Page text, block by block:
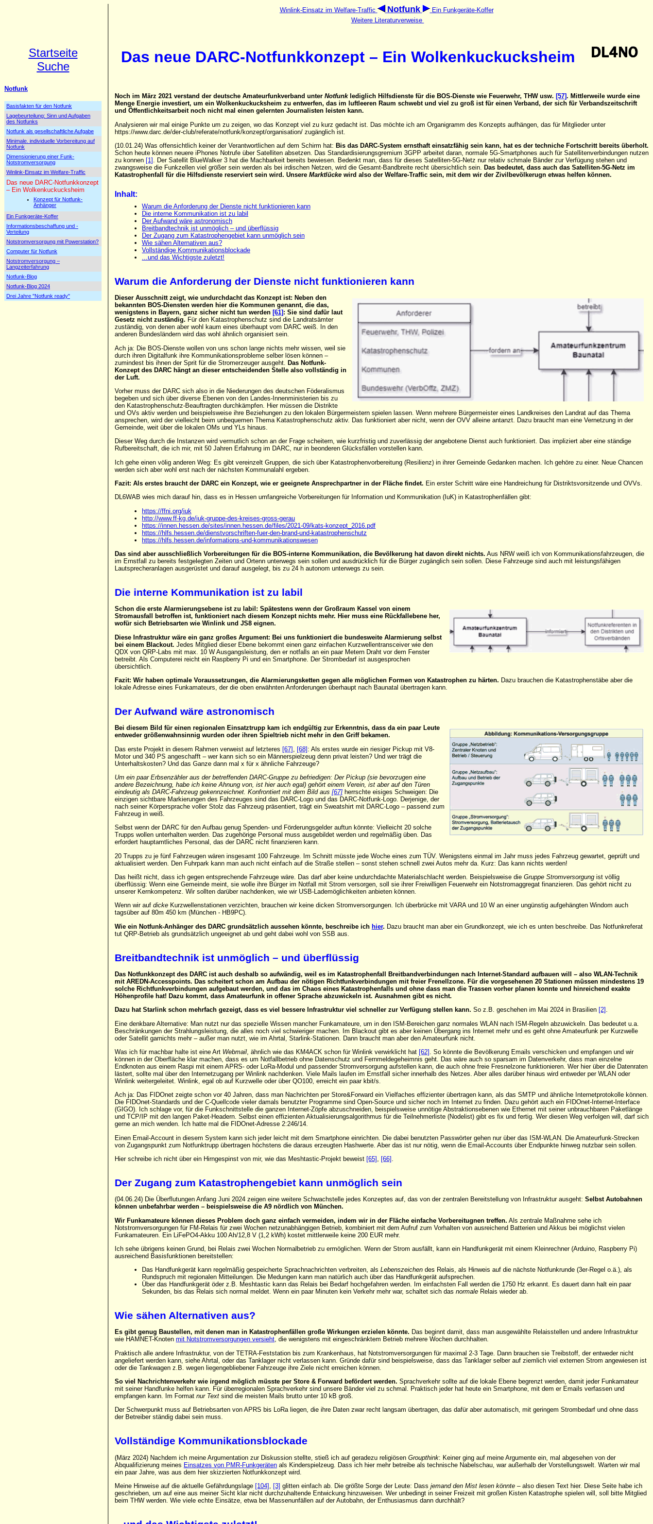
Winlink-Einsatz im Welfare-Traffic Notfunk
Ein Funkgeräte-Koffer
Weitere Literaturverweise
Das neue DARC-Notfunkkonzept – Ein Wolkenkuckucksheim
Noch im März 2021 verstand der deutsche Amateurfunkverband unter Notfunklediglich Hilfsdienste für die BOS-Dienste wie Feuerwehr, THW usw. [57]. Mittlerweile wurde eine
Menge Energie investiert, um ein Wolkenkuckucksheim zu entwerfen, das im luftleeren Raum schwebt und viel zu groß ist für einen Verband, der sich für Verbandszeitschrift
und Öffentlichkeitsarbeit noch nicht mal einen gelernten Journalisten leisten kann.
Analysieren wir mal einige Punkte um zu zeigen, wo das Konzept viel zu kurz gedacht ist. Das möchte ich am Organigramm des Konzepts aufhängen, das für Mitglieder unter
https://www.darc.de/der-club/referate/notfunk/konzept/organisation/ zugänglich ist.
(10.01.24) Was offensichtlich keiner der Verantwortlichen auf dem Schirm hat: Bis das DARC-System ernsthaft einsatzfähig sein kann, hat es der techniche Fortschritt bereits überholt.
Schon heute können neuere iPhones Notrufe über Satelliten absetzen. Das Standardisierungsgremium 3GPP arbeitet daran, normale 5G-Smartphones auch für Satellitenverbindungen nutzen
zu konnen [1]
. Der Satellit BlueWalker 3 hat die Machbarkeit bereits bewiesen. Bedenkt man, dass für dieses Satelliten-5G-Netz nur relativ schmale Bänder zur Verfügung stehen und
zwangsweise die Funkzellen viel größer sein werden als bei irdischen Netzen, wird die Gesamt-Bandbreite recht übersichtlich sein.
Das bedeutet, dass auch das Satelliten-5G-Netz im
Katastrophenfall für die Hilfsdienste reserviert sein wird. Unsere Marktlücke wird also der Welfare-Traffic sein, mit dem wir der Zivilbevölkerugn etwas helfen können.
Inhalt:
Warum die Anforderung der Dienste nicht funktionieren kann
Die interne Kommunikation ist zu labil
Der Aufwand wäre astronomisch
Breitbandtechnik ist unmöglich – und überflüssig
Der Zugang zum Katastrophengebiet kann unmöglich sein
Wie sähen Alternativen aus?
Vollständige Kommunikationsblockade
...und das Wichtigste zuletzt!
Warum die Anforderung der Dienste nicht funktionieren kann
Dieser Ausschnitt zeigt, wie undurchdacht das Konzept ist: Neben den
bekannten BOS-Diensten werden hier die Kommunen genannt, die das,
wenigstens in Bayern, ganz sicher nicht tun werden [61] : Sie sind dafür laut
Gesetz nicht zuständig. Für den Katastrophenschutz sind die Landratsämter
zuständig, von denen aber wohl kaum eines überhaupt vom DARC weiß. In den
anderen Bundesländern wird das wohl ähnlich organisiert sein.
Ach ja: Die BOS-Dienste wollen von uns schon lange nichts mehr wissen, weil sie
durch ihren Digitalfunk ihre Kommunikationsprobleme selber lösen können –
zumindest bis ihnen der Sprit für die Stromerzeuger ausgeht. Das Notfunk-
Konzept des DARC hängt an dieser entscheidenden Stelle also vollständig in
der Luft.
Vorher muss der DARC sich also in die Niederungen des deutschen Föderalismus
begeben und sich über diverse Ebenen von den Landes-Innenministerien bis zu
den Katastrophenschutz-Beauftragten durchkämpfen. Hier müssen die Distrikte
und OVs aktiv werden und beispielsweise ihre Beziehungen zu den lokalen Bürgermeistern spielen lassen. Wenn mehrere Bürgermeister eines Landkreises den Landrat auf das Thema
ansprechen, wird der vielleicht beim unbequemen Thema Katastrophenschutz aktiv. Das funktioniert aber nicht, wenn der OVV alleine antanzt. Dazu braucht man eine Vernetzung in der
Gemeinde, weit über die lokalen OMs und YLs hinaus.
Dieser Weg durch die Instanzen wird vermutlich schon an der Frage scheitern, wie kurzfristig und zuverlässig der angebotene Dienst auch funktioniert. Das impliziert aber eine ständige
Rufbereitschaft, die ich mir, mit 50 Jahren Erfahrung im DARC, nur in beonderen Glücksfällen vorstellen kann.
Ich gehe einen völig anderen Weg: Es gibt vereinzelt Gruppen, die sich über Katastrophenvorbereitung (Resilienz) in ihrer Gemeinde Gedanken machen. Ich gehöre zu einer. Neue Chancen
werden sich aber wohl erst nach der nächsten Kommunalahl ergeben.
Fazit: Als erstes braucht der DARC ein Konzept, wie er geeignete Ansprechpartner in der Fläche findet. Ein erster Schritt wäre eine Handreichung für Distriktsvorsitzende und OVVs.
DL6WAB wies mich darauf hin, dass es in Hessen umfangreiche Vorbereitungen für Information und Kommunikation (IuK) in Katastrophenfällen gibt:
https://ffni.org/iuk
http://www.ff-kg.de/iuk-gruppe-des-kreises-gross-gerau
https://innen.hessen.de/sites/innen.hessen.de/files/2021-09/kats-konzept_2016.pdf
https://hlfs.hessen.de/dienstvorschriften-fuer-den-brand-und-katastrophenschutz
https://hlfs.hessen.de/informations-und-kommunikationswesen
Das sind aber ausschließlich Vorbereitungen für die BOS-interne Kommunikation, die Bevölkerung hat davon direkt nichts. Aus NRW weiß ich von Kommunikationsfahrzeugen, die
im Ernstfall zu bereits festgelegten Zeiten und Ortenn unterwegs sein sollen und ausdrücklich für die Bürger zugänglich sein sollen. Diese Fahrzeuge sind auch mit leistungsfähigen
Lautsprecheranlagen ausgerüstet und darauf ausgelegt, bis zu 24 h autonom unterwegs zu sein.
Die interne Kommunikation ist zu labil
Schon die erste Alarmierungsebene ist zu labil: Spätestens wenn der Großraum Kassel von einem
Stromausfall betroffen ist, funktioniert nach diesem Konzept nichts mehr. Hier muss eine Rückfallebene her,
wofür sich Betriebsarten wie Winlink und JS8 eignen.
Diese Infrastruktur wäre ein ganz großes Argument: Bei uns funktioniert die bundesweite Alarmierung selbst
bei einem Blackout. Jedes Mitglied dieser Ebene bekommt einen ganz einfachen Kurzwellentransceiver wie den
QDX von QRP-Labs mit max. 10 W Ausgangsleistung, den er notfalls an ein paar Metern Draht vor dem Fenster
betreibt. Als Computerei reicht ein Raspberry Pi und ein Smartphone. Der Strombedarf ist ausgesprochen
übersichtlich.
Fazit: Wir haben optimale Voraussetzungen, die Alarmierungsketten gegen alle möglichen Formen von Katastrophen zu härten. Dazu brauchen die Katastrophenstäbe aber die
lokale Adresse eines Funkamateurs, der die oben erwähnten Anforderungen überhaupt nach Baunatal übertragen kann.
Der Aufwand wäre astronomisch
Bei diesem Bild für einen regionalen Einsatztrupp kam ich endgültig zur Erkenntnis, dass da ein paar Leute
entweder größenwahnsinnig wurden oder ihren Spieltrieb nicht mehr in den Griff bekamen.
Das erste Projekt in diesem Rahmen verweist auf letzteres [67] [68]: Als erstes wurde ein riesiger Pickup mit V8-
Motor und 340 PS angeschafft – wer kann sich so ein Männerspielzeug denn privat leisten? Und wer trägt die
Unterhaltskosten? Und das Ganze dann mal x für x ähnliche Fahrzeuge?
Um ein paar Erbsenzähler aus der betreffenden DARC-Gruppe zu befriedigen: Der Pickup (sie bevorzugen eine
andere Bezeichnung, habe ich keine Ahnung von, ist hier auch egal) gehört einem Verein, ist aber auf den Türen
eindeutig als DARC-Fahrzeug gekennzeichnet. Konfrontiert mit dem Bild aus [67] herrschte eisiges Schweigen: Die
einzigen sichtbare Markierungen des Fahrzeuges sind das DARC-Logo und das DARC-Notfunk-Logo. Derjenige, der
nach seiner Körpersprache voller Stolz das Fahrzeug präsentiert, trägt ein Sweatshirt mit DARC-Logo – passend zum
Fahrzeug in weiß.
Selbst wenn der DARC für den Aufbau genug Spenden- und Förderungsgelder auftun könnte: Vielleicht 20 solche
Trupps wollen unterhalten werden. Das zugehörige Personal muss ausgebildet werden und regelmäßig üben. Das
erfordert hauptamtliches Personal, das der DARC nicht finanzieren kann.
20 Trupps zu je fünf Fahrzeugen wären insgesamt 100 Fahrzeuge. Im Schnitt müsste jede Woche eines zum TÜV. Wenigstens einmal im Jahr muss jedes Fahrzeug gewartet, geprüft und
aktualisiert werden. Den Fuhrpark kann man auch nicht einfach auf die Straße stellen – sonst stehen schnell zwei Autos mehr da. Kurz: Das kann nichts werden!
Das heißt nicht, dass ich gegen entsprechende Fahrzeuge wäre. Das darf aber keine undurchdachte Materialschlacht werden. Beispielsweise die Gruppe Stromversorgung ist völlig
überflüssig: Wenn eine Gemeinde meint, sie wolle ihre Bürger im Notfall mit Strom versorgen, soll sie ihrer Freiwilligen Feuerwehr ein Notstromaggregat finanzieren. Das gehört nicht zu
unserer Kernkompetenz. Wir sollten darüber nachdenken, wie wir USB-Lademöglichkeiten anbieten können.
Wenn wir auf dicke Kurzwellenstationen verzichten, brauchen wir keine dicken Stromversorgungen. Ich überbrücke mit VARA und 10 W an einer ungünstig aufgehängten Windom auch
tagsüber auf 80m 450 km (München - HB9PC).
Wie ein Notfunk-Anhänger des DARC grundsätzlich aussehen könnte, beschreibe ich hier. Dazu braucht man aber ein Grundkonzept, wie ich es unten beschreibe. Das Notfunkreferat
tut QRP-Betrieb als grundsätzlich ungeeignet ab und geht dabei wohl von SSB aus.
Breitbandtechnik ist unmöglich – und überflüssig
Das Notfunkkonzept des DARC ist auch deshalb so aufwändig, weil es im Katastrophenfall Breitbandverbindungen nach Internet-Standard aufbauen will – also WLAN-Technik
mit AREDN-Accesspoints. Das scheitert schon am Aufbau der nötigen Richtfunkverbindungen mit freier Frenellzone. Für die vorgesehenen 20 Stationen müssen mindestens 19
solche Richtfunkverbindungen aufgebaut werden, und das im Chaos eines Katastrophenfalls und ohne dass man die Trassen vorher planen konnte und hinreichend exakte
Höhenprofile hat! Dazu kommt, dass Amateurfunk in offener Sprache abzuwickeln ist. Ausnahmen gibt es nicht.
Dazu hat Starlink schon mehrfach gezeigt, dass es viel bessere Infrastruktur viel schneller zur Verfügung stellen kann. So z.B. geschehen im Mai 2024 in Brasilien [2] .
Eine denkbare Alternative: Man nutzt nur das spezielle Wissen mancher Funkamateure, um in den ISM-Bereichen ganz normales WLAN nach ISM-Regeln abzuwickeln. Das bedeutet u.a.
Beschränkungen der Strahlungsleistung, die alles noch viel schwieriger machen. Im Blackout gibt es aber keinen Übergang ins Internet mehr und es geht ohne Amateurfunk per Kurzwelle
oder Satellit garnichts mehr – außer man nutzt, wie im Ahrtal, Starlink-Stationen. Dann braucht man aber den Amateurfunk nicht.
Was ich für machbar halte ist eine Art Webmail , ähnlich wie das KM4ACK schon für Winlink verwirklicht hat [62]
. So könnte die Bevölkerung Emails verschicken und empfangen und wir
können in der Oberfläche klar machen, dass es um Notfallbetrieb ohne Datenschutz und Fernmeldegeheimnis geht. Das wäre auch so sparsam im Datenverkehr, dass man einzelne
Endknoten aus einem Raspi mit einem APRS- oder LoRa-Modul und passender Stromversorgung aufstellen kann, die auch ohne freie Fresnelzone funktionieren. Wer hier über die Datenraten
lästert, sollte mal über den Internetzugang per Winlink nachdenken. Viele Mails laufen im Ernstfall sicher innerhalb des Netzes. Aber alles darüber hinaus wird entweder per WLAN oder
Winlink weitergeleitet. Winlink, egal ob auf Kurzwelle oder über QO100, erreicht ein paar kbit/s.
Ach ja: Das FIDOnet zeigte schon vor 40 Jahren, dass man Nachrichten per Store&Forward ein Vielfaches effizienter übertragen kann, als das SMTP und ähnliche Internetprotokolle können.
Die FIDOnet-Standards und der C-Quellcode vieler damals benutzter Programme sind Open-Source und sicher noch im Internet zu finden. Dazu gehört auch ein FIDOnet-Internet-Interface
(GIGO). Ich schlage vor, für die Funkschnittstelle die ganzen Internet-Zöpfe abzuschneiden, beispielsweise unnötige Abstraktionsebenen wie Ethernet mit seiner unbrauchbaren Paketlänge
und TCP/IP mit den langen Paket-Headern. Selbst einen effizienten Aktualisierungsalgorithmus für die Teilnehmerliste (Nodelist) gibt es fix und fertig. Wer diesen Weg verfolgen will, darf sich
gerne an mich wenden. Ich hatte mal die FIDOnet-Adresse 2:246/14.
Einen Email-Account in diesem System kann sich jeder leicht mit dem Smartphone einrichten. Die dabei benutzten Passwörter gehen nur über das ISM-WLAN. Die Amateurfunk-Strecken
von Zugangspunkt zum Notfunktrupp übertragen höchstens die daraus erzeugten Hashwerte. Aber das ist nur nötig, wenn die Email-Accounts über Endpunkte hinweg nutzbar sein sollen.
Hier schreibe ich nicht über ein Hirngespinst von mir, wie das Meshtastic-Projekt beweist [65] [66]
Der Zugang zum Katastrophengebiet kann unmöglich sein
(04.06.24) Die Überflutungen Anfang Juni 2024 zeigen eine weitere Schwachstelle jedes Konzeptes auf, das von der zentralen Bereitstellung von Infrastruktur ausgeht: Selbst Autobahnen
können unbefahrbar werden – beispielsweise die A9 nördlich von München.
Wir Funkamateure können dieses Problem doch ganz einfach vermeiden, indem wir in der Fläche einfache Vorbereitugnen treffen. Als zentrale Maßnahme sehe ich
Notstromversorgungen für FM-Relais für zwei Wochen netzunabhängigen Betrieb, kombiniert mit dem Aufruf zum Vorhalten von ausreichend Batterien und Akkus bei möglichst vielen
Funkamateuren. Ein LiFePO4-Akku 100 Ah/12,8 V (1,2 kWh) kostet mittlerweile keine 200 EUR mehr.
Ich sehe übrigens keinen Grund, bei Relais zwei Wochen Normalbetrieb zu ermöglichen. Wenn der Strom ausfällt, kann ein Handfunkgerät mit einem Kleinrechner (Arduino, Raspberry Pi)
ausreichend Basisfunktionen bereitstellen:
Das Handfunkgerät kann regelmäßig gespeicherte Sprachnachrichten verbreiten, als Lebenszeichen des Relais, als Hinweis auf die nächste Notfunkrunde (3er-Regel o.ä.), als
Rundspruch mit regionalen Mitteilungen. Die Medungen kann man natürlich auch über das Handfunkgerät aufsprechen.
Über das Handfunkgerät öder z.B. Meshtastic kann das Relais bei Bedarf hochgefahren werden. Im einfachsten Fall werden die 1750 Hz erkannt. Es dauert dann halt ein paar
Sekunden, bis das Relais sich normal meldet. Wenn ein paar Minuten kein Verkehr mehr war, schaltet sich das normale Relais wieder ab.
Wie sähen Alternativen aus?
Es gibt genug Baustellen, mit denen man in Katastrophenfällen große Wirkungen erzielen könnte. Das beginnt damit, dass man ausgewählte Relaisstellen und andere Infrastruktur
wie HAMNET-Knoten mit Notstromversorgungen versieht, die wenigstens mit eingeschränktem Betrieb mehrere Wochen durchhalten.
Praktisch alle andere Infrastruktur, von der TETRA-Feststation bis zum Krankenhaus, hat Notstromversorgungen für maximal 2-3 Tage. Dann brauchen sie Treibstoff, der entweder nicht
angeliefert werden kann, siehe Ahrtal, oder das Tanklager nicht verlassen kann. Gründe dafür sind beispielsweise, dass das Tanklager selber auf ziemlich viel externen Strom angewiesen ist
oder die Tankwagen z.B. wegen liegengebliebener Fahrzeuge ihre Ziele nicht erreichen können.
So viel Nachrichtenverkehr wie irgend möglich müsste per Store & Forward befördert werden. Sprachverkehr sollte auf die lokale Ebene begrenzt werden, damit jeder Funkamateur
mit seiner Handfunke helfen kann. Für überregionalen Sprachverkehr sind unsere Bänder viel zu schmal. Praktisch jeder hat heute ein Smartphone, mit dem er Emails verfassen und
empfangen kann. Im Format nur Text sind die meisten Mails brutto unter 10 kB groß.
Der Schwerpunkt muss auf Betriebsarten von APRS bis LoRa liegen, die ihre Daten zwar recht langsam übertragen, das dafür aber automatisch, mit geringem Strombedarf und ohne dass
der Betreiber ständig dabei sein muss.
Vollständige Kommunikationsblockade
(März 2024) Nachdem ich meine Argumentation zur Diskussion stellte, stieß ich auf geradezu religiösen Groupthink: Keiner ging auf meine Argumente ein, mal abgesehen von der
Abqualifizierung meines Einsatzes von PMR-Funkgeräten als Kinderspielzeug. Dass ich hier mehr betreibe als technische Nabelschau, war außerhalb der Vorstellungswelt. Warten wir mal
ein paar Jahre, was aus dem hier skizzierten Notfunkkonzept wird.
Meine Hinweise auf die aktuelle Gefährdungslage [104] , [3] glitten einfach ab. Die größte Sorge der Leute: Dass jemand den Mist lesen könnte – also diesen Text hier. Diese Seite habe ich
geschrieben, um auf eine aus meiner Sicht klar nicht durchzuhaltende Entwickung hinzuweisen. Wer unbedingt in seiner Freizeit mit großen Kisten Katastrophe spielen will, soll bitte Mitglied
beim THW werden. Wie viele echte Einsätze, etwa bei Massenunfällen auf der Autobahn, der Enthusiasmus dann durchhält?
Startseite
Suche
Notfunk
Basisfakten für den Notfunk
Lagebeurteilung: Sinn und Aufgaben
des Notfunks
Notfunk als gesellschaftliche Aufgabe
Minimale. individuelle Vorbereitung auf
Notfunk
Dimensionierung einer Funk-
Notstromversorgung
Winlink-Einsatz im Welfare-Traffic
Das neue DARC-Notfunkkonzept
– Ein Wolkenkuckucksheim
Konzept für Notfunk-
Anhänger
Ein Funkgeräte-Koffer
Informationsbeschaffung und -
Verteilung
Notstromversorgung mit Powerstation?
Computer für Notfunk
Notstromversorgung –
Langzeiterfahrung
Notfunk-Blog
Notfunk-Blog 2024
Drei Jahre "Notfunk ready"